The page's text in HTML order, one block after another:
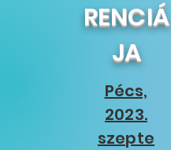
RENCIÁ
JA
Pécs,
2023.
szepte